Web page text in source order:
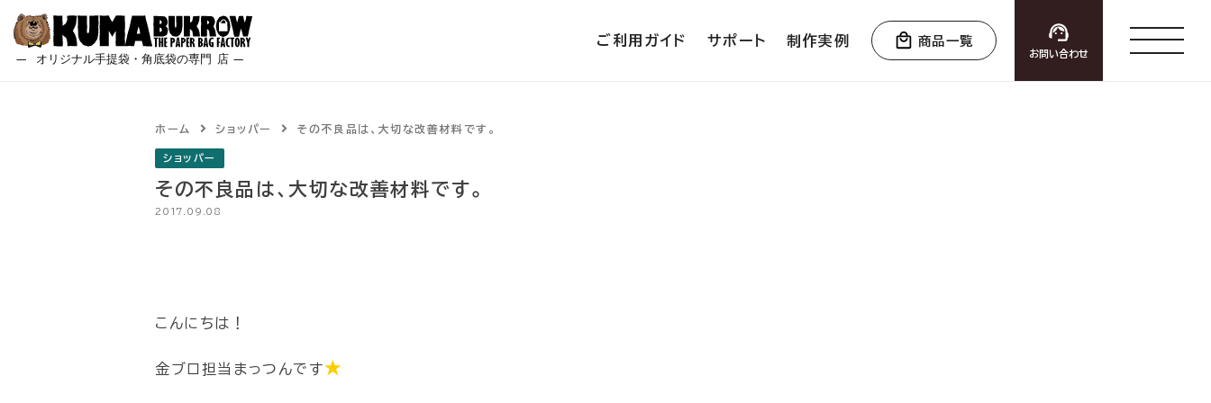
to
content
ご利用ガイド サポート 制作実例 商品一覧
お問い合わせ
ホーム ショッパー その不良品は、大切な改善材料です。
ショッパー
その不良品は、大切な改善材料です。
2017.09.08
こんにちは！
金ブロ担当まっつんです★